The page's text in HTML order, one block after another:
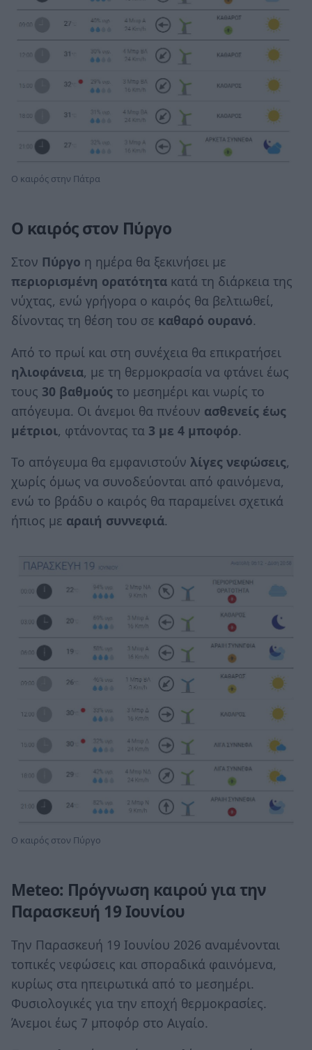
Ο καιρός στην Πάτρα
Ο καιρός στον Πύργο
Στον Πύργο η ημέρα θα ξεκινήσει με
περιορισμένη ορατότητα κατά τη διάρκεια της
νύχτας, ενώ γρήγορα ο καιρός θα βελτιωθεί,
δίνοντας τη θέση του σε καθαρό ουρανό.
Από το πρωί και στη συνέχεια θα επικρατήσει
ηλιοφάνεια, με τη θερμοκρασία να φτάνει έως
τους 30 βαθμούς το μεσημέρι και νωρίς το
απόγευμα. Οι άνεμοι θα πνέουν ασθενείς έως
μέτριοι, φτάνοντας τα 3 με 4 μποφόρ.
Το απόγευμα θα εμφανιστούν λίγες νεφώσεις,
χωρίς όμως να συνοδεύονται από φαινόμενα,
ενώ το βράδυ ο καιρός θα παραμείνει σχετικά
ήπιος με αραιή συννεφιά.
Ο καιρός στον Πύργο
Meteo: Πρόγνωση καιρού για την
Παρασκευή 19 Ιουνίου
Την Παρασκευή 19 Ιουνίου 2026 αναμένονται
τοπικές νεφώσεις και σποραδικά φαινόμενα,
κυρίως στα ηπειρωτικά από το μεσημέρι.
Φυσιολογικές για την εποχή θερμοκρασίες.
Άνεμοι έως 7 μποφόρ στο Αιγαίο.